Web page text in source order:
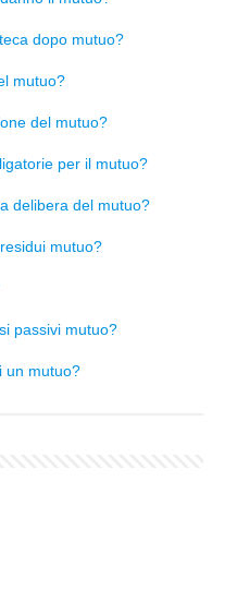
dopo mutuo?
mutuo?
del mutuo?
per il mutuo?
delibera del mutuo?
mutuo?
passivi mutuo?
un mutuo?